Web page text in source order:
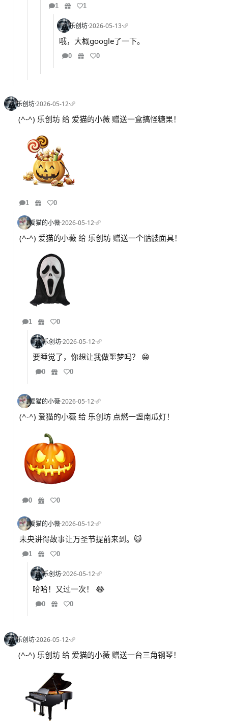
1 1
乐创坊·2026-05-13·
哦，大概google了一下。
0 0
乐创坊·2026-05-12·
(^-^) 乐创坊 给 爱猫的小薇 赠送一盒搞怪糖果！
1 0
爱猫的小薇·2026-05-12·
(^-^) 爱猫的小薇 给 乐创坊 赠送一个骷髅面具！
1 0
乐创坊·2026-05-12·
要睡觉了，你想让我做噩梦吗？ 😁
0 0
爱猫的小薇·2026-05-12·
(^-^) 爱猫的小薇 给 乐创坊 点燃一盏南瓜灯！
0 0
爱猫的小薇·2026-05-12·
未央讲得故事让万圣节提前来到。😺
1 0
乐创坊·2026-05-12·
哈哈！又过一次！ 😂
0 0
乐创坊·2026-05-12·
(^-^) 乐创坊 给 爱猫的小薇 赠送一台三角钢琴！